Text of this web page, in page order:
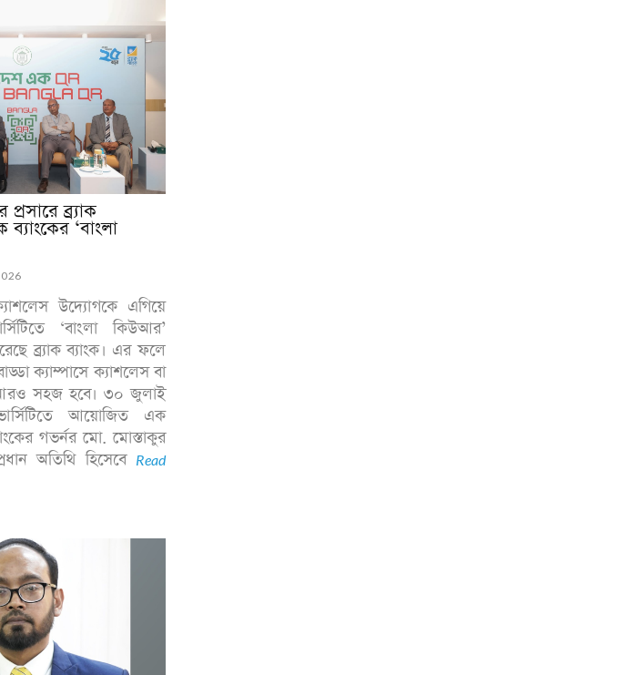
ব্র্যাক
ব্যাংকের ‘বাংলা
উদ্যোগকে এগিয়ে
‘বাংলা কিউআর’
ব্র্যাক ব্যাংক। এর ফলে
ক্যাম্পাসে ক্যাশলেস বা
সহজ হবে। ৩০ জুলাই
আয়োজিত এক
গভর্নর মো. মোস্তাকুর
অতিথি হিসেবে Read